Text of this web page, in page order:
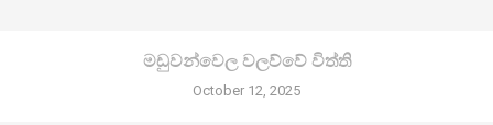
මඩුවන්වෙල වලව්වේ විත්ති
October 12, 2025